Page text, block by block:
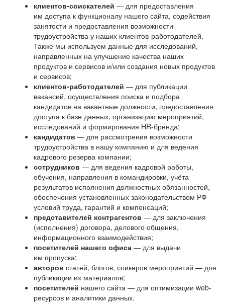
клиентов-соискателей — для предоставления
им доступа к функционалу нашего сайта, содействия
занятости и предоставления возможности
трудоустройства у наших клиентов-работодателей.
Также мы используем данные для исследований,
направленных на улучшение качества наших
продуктов и сервисов и/или создания новых продуктов
и сервисов;
клиентов-работодателей — для публикации
вакансий, осуществления поиска и подбора
кандидатов на вакантные должности, предоставления
доступа к базе данных, организацию мероприятий,
исследований и формирования HR-бренда;
кандидатов — для рассмотрения возможности
трудоустройства в нашу компанию и для ведения
кадрового резерва компании;
сотрудников — для ведения кадровой работы,
обучения, направления в командировки, учёта
результатов исполнения должностных обязанностей,
обеспечения установленных законодательством РФ
условий труда, гарантий и компенсаций;
представителей контрагентов — для заключения
(исполнения) договора, делового общения,
информационного взаимодействия;
посетителей нашего офиса — для выдачи
им пропуска;
авторов статей, блогов, спикеров мероприятий — для
публикации их материалов;
посетителей нашего сайта — для оптимизации web-
ресурсов и аналитики данных.